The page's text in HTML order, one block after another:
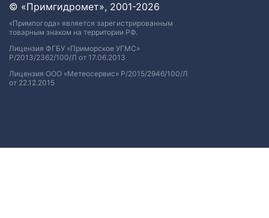
© «Примгидромет», 2001-2026
«Примпогода» является зарегистрированным
товарным знаком на территории РФ.
Лицензия ФГБУ «Приморское УГМС»
Р/2013/2362/100/Л от 17.06.2013
Лицензия ООО «Метеосервис» Р/2015/2946/100/Л
от 22.12.2015